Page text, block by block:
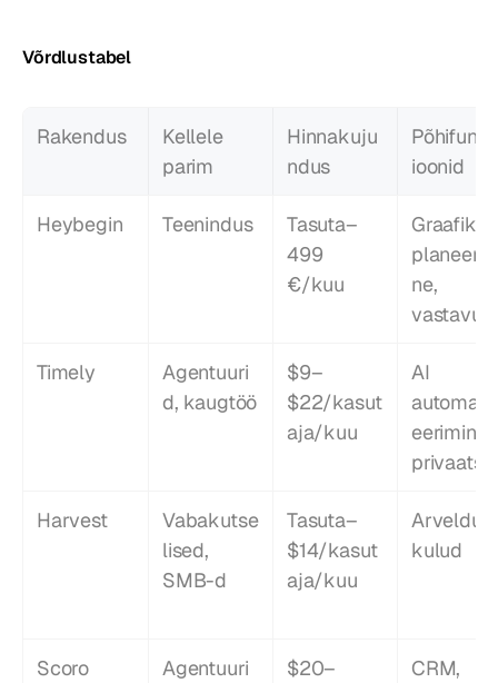
Võrdlustabel
Rakendus
Kellele
parim
Hinnakuju
ndus
ioonid
Heybegin Teenindus
Tasuta–
499
€/kuu
ne,
vastavus
Timely
Agentuuri
d, kaugtöö
$9–
$22/kasut
aja/kuu
AI
eerimine,
Harvest
Vabakutse
lised,
SMB-d
Tasuta–
$14/kasut
aja/kuu
Arveldus,
kulud
Scoro
Agentuuri
$20–
CRM,